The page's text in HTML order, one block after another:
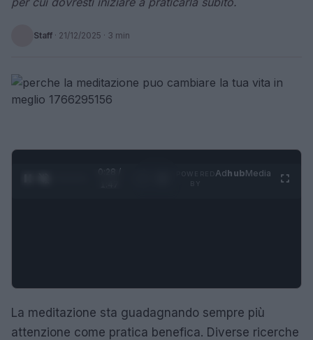
Staff · 21/12/2025 · 3 min
0:28 /
AdhubMedia
La meditazione sta guadagnando sempre più
attenzione come pratica benefica. Diverse ricerche